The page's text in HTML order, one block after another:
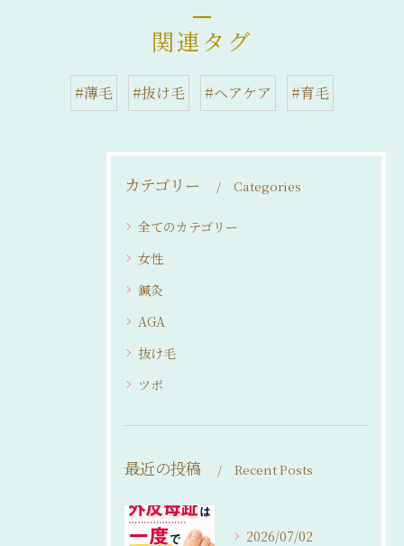
関連タグ
#薄毛 #抜け毛 #ヘアケア #育毛
カテゴリー Categories
全てのカテゴリー
女性
鍼灸
AGA
抜け毛
ツボ
最近の投稿 Recent Posts
2026/07/02